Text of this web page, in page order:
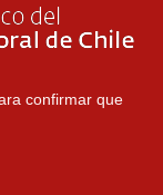
confirmar que